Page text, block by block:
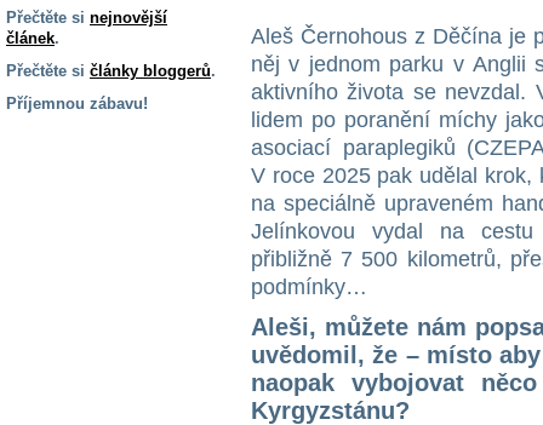
Přečtěte si nejnovější
článek.
Přečtěte si články bloggerů.
Příjemnou zábavu!
Aleš Černohous z Děčína je
něj v jednom parku v Anglii
aktivního života se nevzdal.
lidem po poranění míchy
asociací paraplegiků
V roce 2025 pak udělal
na speciálně upraveném
Jelínkovou vydal na
přibližně 7 500 kilometrů,
podmínky…
Aleši, můžete nám
uvědomil, že – místo
naopak vybojovat
Kyrgyzstánu?